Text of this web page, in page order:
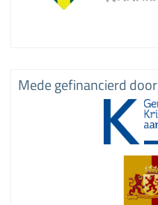
Mede gefinancierd door